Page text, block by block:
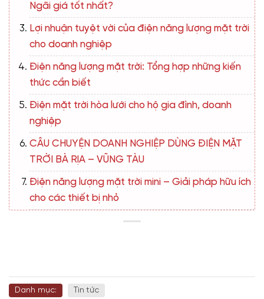
Ngãi giá tốt nhất?
Lợi nhuận tuyệt vời của điện năng lượng mặt trời
cho doanh nghiệp
Điện năng lượng mặt trời: Tổng hợp những kiến
thức cần biết
Điện mặt trời hòa lưới cho hộ gia đình, doanh
nghiệp
CÂU CHUYỆN DOANH NGHIỆP DÙNG ĐIỆN MẶT
TRỜI BÀ RỊA – VŨNG TÀU
Điện năng lượng mặt trời mini – Giải pháp hữu ích
cho các thiết bị nhỏ
Danh mục: Tin tức